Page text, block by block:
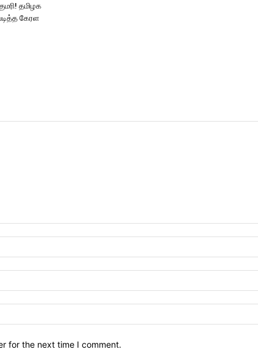
தமிழக
கேரள
for the next time I comment.